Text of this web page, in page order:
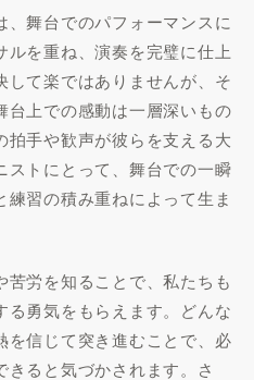
舞台でのパフォーマンスに
を重ね、演奏を完璧に仕上
して楽ではありませんが、そ
台上での感動は一層深いもの
拍手や歓声が彼らを支える大
ストにとって、舞台での一瞬
習の積み重ねによって生ま
苦労を知ることで、私たちも
る勇気をもらえます。どんな
を信じて突き進むことで、必
ると気づかされます。さ